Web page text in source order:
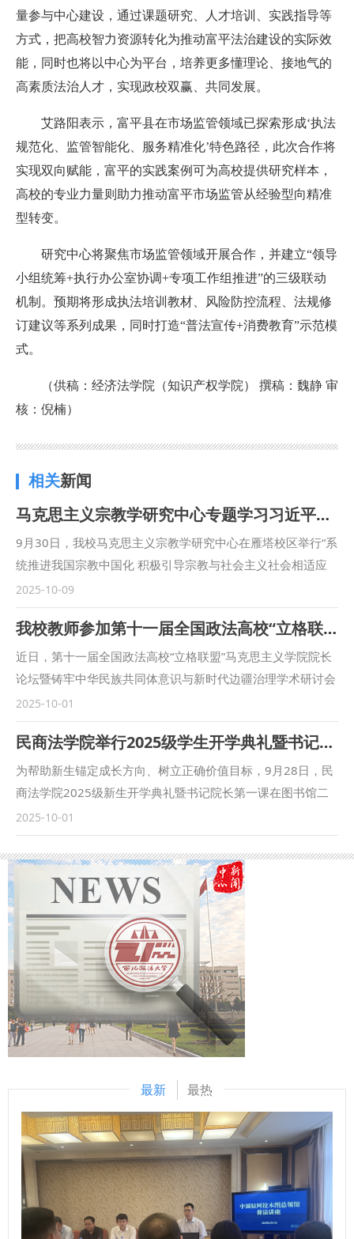
量参与中心建设，通过课题研究、人才培训、实践指导等
方式，把高校智力资源转化为推动富平法治建设的实际效
能，同时也将以中心为平台，培养更多懂理论、接地气的
高素质法治人才，实现政校双赢、共同发展。
艾路阳表示 ，富平县在市场监管领域已探索形成‘执法
规范化、监管智能化、服务精准化’特色路径，此次合作将
实现双向赋能，富平的实践案例可为高校提供研究样本，
高校的专业力量则助力推动富平市场监管从经验型向精准
型转变。
研究中心将聚焦市场监管领域开展合作， 并建立“领导
小组统筹+执行办公室协调+专项工作组推进”的三级联动
机制。预期将形成执法培训教材、风险防控流程、法规修
订建议等系列成果，同时打造“普法宣传+消费教育”示范模
式。
（供稿：经济法学院（知识产权学院） 撰稿：魏静 审
核：倪楠）
相关新闻
马克思主义宗教学研究中心专题学习习近平总书记在中共中央政治局第二十二次集体学习时的重要讲话精神
9月30日，我校马克思主义宗教学研究中心在雁塔校区举行“系
统推进我国宗教中国化 积极引导宗教与社会主义社会相适应
——深入学习习近平总书记在中共中央政治局第二十二次集体
学习会议上的讲话精神”主题研讨会。中心执行主任彭瑞花教
授主持会议，校党委副书记、马克思主义宗教学研究中心常务
副主任张军政出席会议并讲话。 张军政对当前研究中心的工
作给予肯定，并从站稳立场、坚定信仰，防范宗教渗透，推动
宗教工作法治化三方面提出要求。他表示，要注重系统观念，
立足国家级宗教工作特色智库建设需要，将宗教学研究与相关
学科相结合，不断加强研究队伍建设；要不断提高政治站位，
始终坚持正确的政治方向、价值导向、学术取向，发挥专业优
势，主动作为；要以问题为导向，学习贯彻习近平总书记关于
中央政治局第二十二次集体学习会议上的讲话精神。彭瑞花教
授汇报了马克思主义宗教学研究中心近期工作情况，并从党的
宗教工作的重要性、当前宗教工作的主线、依法治理宗教事
务、加强宗教工作队伍建设、进一步加强校地协同合作等方面
进行发言。中心研究员、2025年度课题负责人等分别围绕学
习内容进行交流发言。 （供稿：国家安全学院（反恐怖主义
法学院） 撰稿：彭瑞花 审核：李政敏）
2025-10-09
我校教师参加第十一届全国政法高校“立格联盟”马克思主义学院院长论坛暨铸牢中华民族共同体意识与新时代边疆治理学术研讨会
近日，第十一届全国政法高校“立格联盟”马克思主义学院院长
论坛暨铸牢中华民族共同体意识与新时代边疆治理学术研讨会
在新疆政法学院举行。我校马克思主义学院副院长鲁洋、院长
助理赵琳、闫欢应邀参会。 在论坛主旨发言环节，鲁洋作题
为“‘四个与共’与铸牢中华民族共同体意识”的发言。在平行论坛
发言环节，赵琳作题为“一核两融·三维协同：西北政法大学思
政课教学高质量发展的实践探索”的发言。鲁洋还参加了“立格
联盟”高校院长与组团式对口援助新疆政法学院马克思主义学
院院长联席会议。 本次立格联盟院长论坛的举办恰逢庆祝新
疆维吾尔自治区成立70周年之际，论坛紧紧聚焦铸牢中华民族
共同体意识和新时代边疆治理，是高校人文社会科学研究围绕
党在新时代中心工作的体现，为进一步贯彻落实新时代治疆方
略提供了学术交流与实践探索的平台。 （供稿：马克思主义
学院 撰稿：鲁洋 审核：刘驰）
2025-10-01
民商法学院举行2025级学生开学典礼暨书记院长第一课
为帮助新生锚定成长方向、树立正确价值目标，9月28日，民
商法学院2025级新生开学典礼暨书记院长第一课在图书馆二
楼满天星报告厅举行。民商法学院党委书记朱茂、院长程淑娟
等党政领导、行政干部、辅导员及2025级全体本科生、二学
位学生参加活动，活动由学院副院长凤建军主持。 在庄严肃
穆的国歌声中，本次典礼正式拉开了序幕。 朱茂为2025级全
体新生讲授了“书记第一课”。他表示，学校红色基因浓厚，法
学特色鲜明，建校以来为国家和社会培养了大量人才。同时，
他还对同学们提出三点希望：一是深植红色根脉，以忠诚铸魂
立心，在延安精神滋养中，忠诚于对马克思主义的信仰和对法
治中国的坚守；二是精研法治真义，以德法兼修立身，既要钻
进法典条文穷究其理，又要躬身实践体悟“奉法图强”的重量；
三是勇担时代使命，以实干笃行立业，通过社会实践、专业见
习、实习等各项校内外活动锤炼本领，投身基层社会治理。最
后他鼓励同学们以校史为鉴、以使命为帆，让青春在法治中国
建设的实践中绽放光彩，成长为堪当民族复兴重任的法治新
人。 程淑娟为2025级全体新生讲授了“院长第一课”。她对
2025级新生的到来表示热烈欢迎，并介绍了学院的学科优
势、师资力量及多元培养模式等基本情况，最后对同学们提出
了三点要求：一是厚植家国情怀，牢记责任使命，将个人发展
与时代进程紧密联系，为建设法治中国贡献力量；二是以专业
学习为中心，全面提升自身素养，优先夯实专业基础，在学习
2025-10-01
最新 最热